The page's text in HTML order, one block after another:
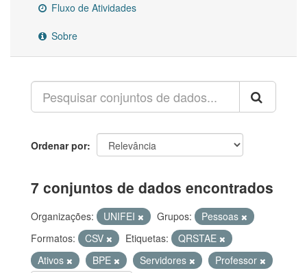
Fluxo de Atividades
Sobre
Ordenar por
7 conjuntos de dados encontrados
Organizações: UNIFEI Grupos:
Pessoas
Formatos:
CSV Etiquetas:
QRSTAE
Ativos
BPE Servidores
Professor